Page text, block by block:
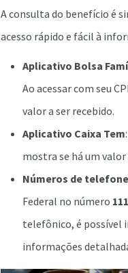
A consulta do benefício é
acesso rápido e fácil à
Aplicativo Bolsa
Ao acessar com seu
valor a ser recebido.
Aplicativo Caixa Tem
mostra se há um valor
Números de telefone
Federal no número 111
telefônico, é possível
informações